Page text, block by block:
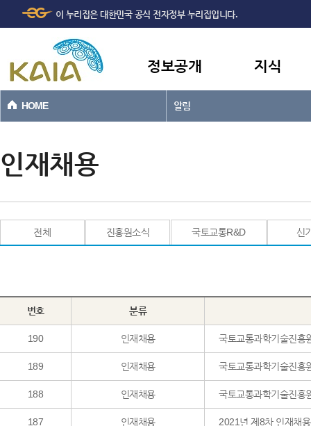
본문바로가기
이 누리집은 대한민국 공식 전자정부 누리집입니다.
정보공개 지식
HOME 알림
인재채용
전체 진흥원소식 국토교통R&D 신
번호 분류
190 인재채용 국토교통과학기술진흥
189 인재채용 국토교통과학기술진흥
188 인재채용 국토교통과학기술진흥
187 인재채용 2021년 제8차 인재채